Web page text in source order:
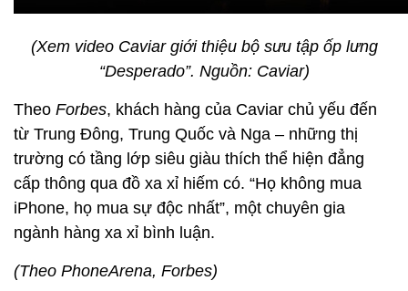
(Xem video Caviar giới thiệu bộ sưu tập ốp lưng
“Desperado”. Nguồn: Caviar)
Theo Forbes, khách hàng của Caviar chủ yếu đến
từ Trung Đông, Trung Quốc và Nga – những thị
trường có tầng lớp siêu giàu thích thể hiện đẳng
cấp thông qua đồ xa xỉ hiếm có. “Họ không mua
iPhone, họ mua sự độc nhất”, một chuyên gia
ngành hàng xa xỉ bình luận.
(Theo PhoneArena, Forbes)